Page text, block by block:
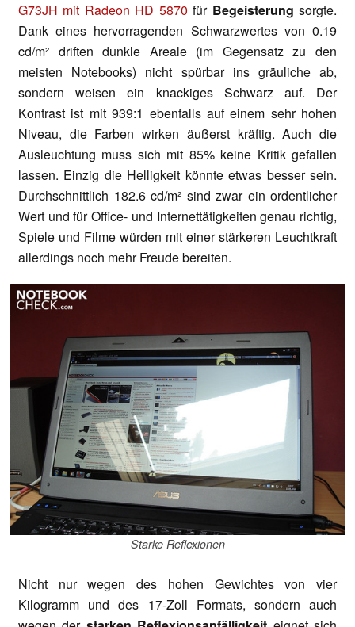
G73JH mit Radeon HD 5870 für Begeisterung sorgte.
Dank eines hervorragenden Schwarzwertes von 0.19
cd/m² driften dunkle Areale (im Gegensatz zu den
meisten Notebooks) nicht spürbar ins gräuliche ab,
sondern weisen ein knackiges Schwarz auf. Der
Kontrast ist mit 939:1 ebenfalls auf einem sehr hohen
Niveau, die Farben wirken äußerst kräftig. Auch die
Ausleuchtung muss sich mit 85% keine Kritik gefallen
lassen. Einzig die Helligkeit könnte etwas besser sein.
Durchschnittlich 182.6 cd/m² sind zwar ein ordentlicher
Wert und für Office- und Internettätigkeiten genau richtig,
Spiele und Filme würden mit einer stärkeren Leuchtkraft
allerdings noch mehr Freude bereiten.
Starke Reflexionen
Nicht nur wegen des hohen Gewichtes von vier
Kilogramm und des 17-Zoll Formats, sondern auch